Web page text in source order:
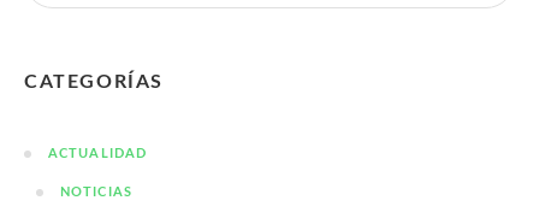
CATEGORÍAS
ACTUALIDAD
NOTICIAS